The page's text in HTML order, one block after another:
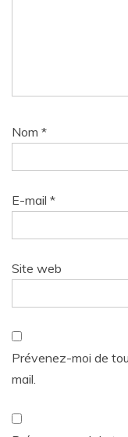
Nom *
E-mail *
Site web
Prévenez-moi de
mail.